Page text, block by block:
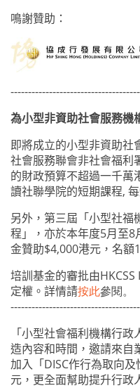
鳴謝贊助：
為小型非資助社會服務機
即將成立的小型非資助社
社會服務聯會非社會福利
的財政預算不超過一千萬
讀社聯學院的短期課程,
另外，第三屆 「小型社福
程」
， 亦於本年度5月至8
金贊助$4,000港元，名額
培訓基金的審批由
定權。詳情請按此參閱。
「小型社會福利機構行
造內容和時間，邀請來自
加入「DISC作行為取向及
元，更全面幫助提升行政